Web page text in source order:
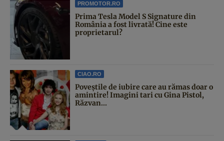
PROMOTOR.RO
Prima Tesla Model S Signature din
România a fost livrată! Cine este
proprietarul?
CIAO.RO
Poveştile de iubire care au rămas doar o
amintire! Imagini tari cu Gina Pistol,
Răzvan...